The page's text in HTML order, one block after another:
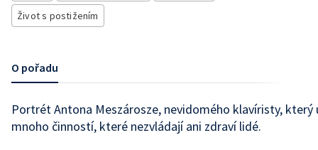
Život s postižením
O pořadu
Portrét Antona Meszárosze, nevidomého klavíristy, který
mnoho činností, které nezvládají ani zdraví lidé.